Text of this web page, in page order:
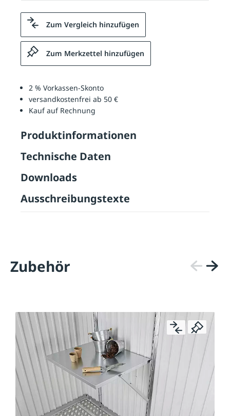
Zum Vergleich hinzufügen
Zum Merkzettel hinzufügen
2 % Vorkassen-Skonto
versandkostenfrei ab 50 €
Kauf auf Rechnung
Produktinformationen
Technische Daten
Downloads
Ausschreibungstexte
Zubehör